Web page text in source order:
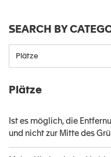
SEARCH BY
Plätze
Ist es möglich, die
und nicht zur Mitte des